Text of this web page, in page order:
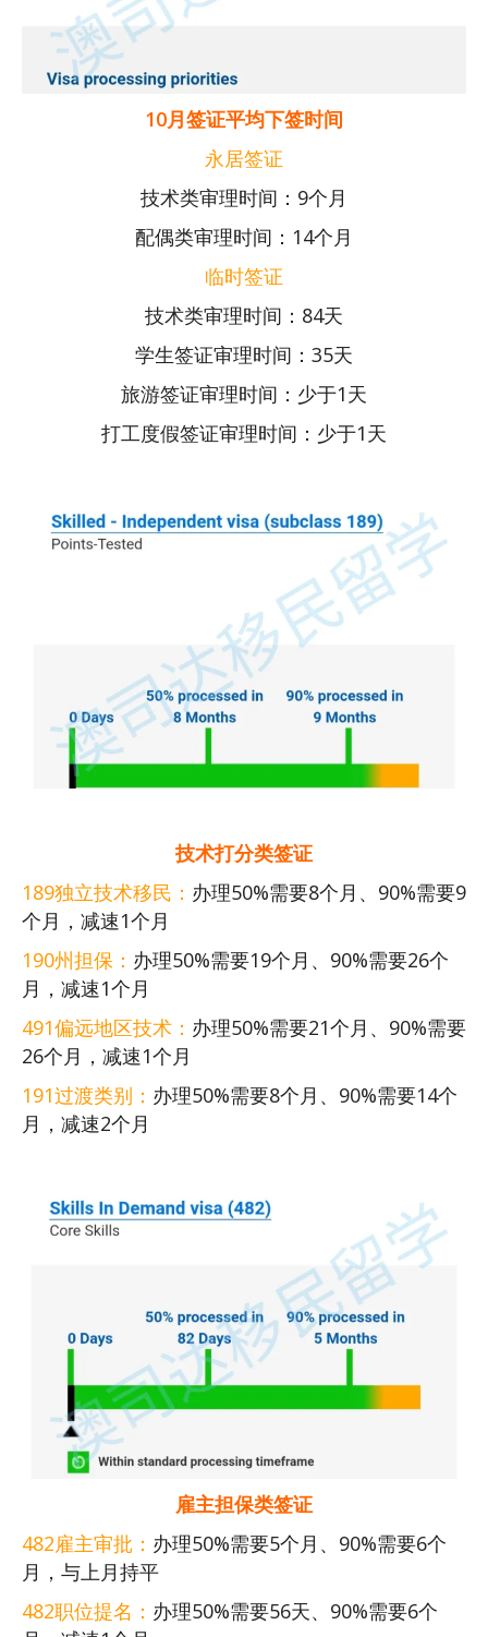
10月签证平均下签时间
永居签证
技术类审理时间：9个月
配偶类审理时间：14个月
临时签证
技术类审理时间：84天
学生签证审理时间：35天
旅游签证审理时间：少于1天
打工度假签证审理时间：少于1天
技术打分类签证
189独立技术移民： 办理50%需要8个月、90%需要9
个月，减速1个月
190州担保： 办理50%需要19个月、90%需要26个
月，减速1个月
491偏远地区技术： 办理50%需要21个月、90%需要
26个月，减速1个月
191过渡类别： 办理50%需要8个月、90%需要14个
月，减速2个月
雇主担保类签证
482雇主审批： 办理50%需要5个月、90%需要6个
月，与上月持平
482职位提名： 办理50%需要56天、90%需要6个